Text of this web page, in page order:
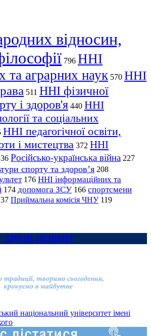
відносин,
796 ННІ
та аграрних наук 570 ННІ
511 ННІ фізичної
і здоров'я 440 ННІ
та соціальних
ННІ педагогічної освіти,
і мистецтва 372 ННІ
Російсько-українська війна 227
спорту та здоров’я 208
176 ННІ інформаційних та
174 допомога ЗСУ 166 спортсмени
Приймальна комісія ЧНУ 119
АРХІВ НОВИН
національний університет імені